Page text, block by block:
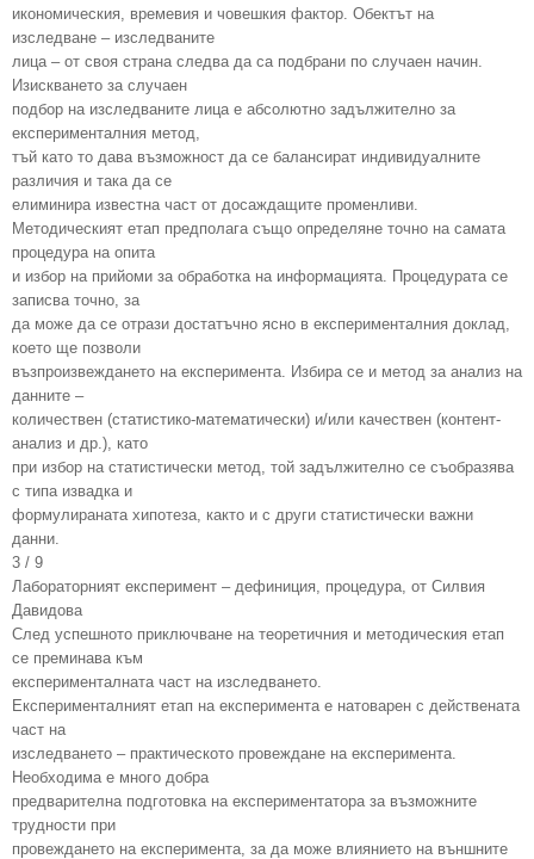
икономическия, времевия и човешкия фактор. Обектът на
изследване – изследваните
лица – от своя страна следва да са подбрани по случаен начин.
Изискването за случаен
подбор на изследваните лица е абсолютно задължително за
експерименталния метод,
тъй като то дава възможност да се балансират индивидуалните
различия и така да се
елиминира известна част от досаждащите променливи.
Методическият етап предполага също определяне точно на самата
процедура на опита
и избор на прийоми за обработка на информацията. Процедурата се
записва точно, за
да може да се отрази достатъчно ясно в експерименталния доклад,
което ще позволи
възпроизвеждането на експеримента. Избира се и метод за анализ на
данните –
количествен (статистико-математически) и/или качествен (контент-
анализ и др.), като
при избор на статистически метод, той задължително се съобразява
с типа извадка и
формулираната хипотеза, както и с други статистически важни
данни.
3 / 9
Лабораторният експеримент – дефиниция, процедура, от Силвия
Давидова
След успешното приключване на теоретичния и методическия етап
се преминава към
експерименталната част на изследването.
Експерименталният етап на експеримента е натоварен с действената
част на
изследването – практическото провеждане на експеримента.
Необходима е много добра
предварителна подготовка на експериментатора за възможните
трудности при
провеждането на експеримента, за да може влиянието на външните